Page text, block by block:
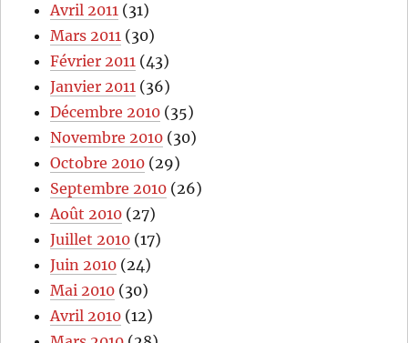
Avril 2011 (31)
Mars 2011 (30)
Février 2011 (43)
Janvier 2011 (36)
Décembre 2010 (35)
Novembre 2010 (30)
Octobre 2010 (29)
Septembre 2010 (26)
Août 2010 (27)
Juillet 2010 (17)
Juin 2010 (24)
Mai 2010 (30)
Avril 2010 (12)